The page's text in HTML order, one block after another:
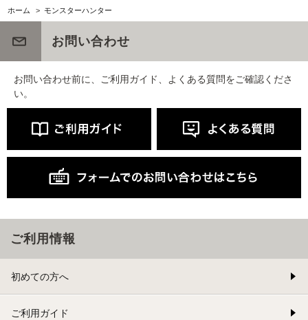
ホーム
> モンスターハンター
お問い合わせ
お問い合わせ前に、ご利用ガイド、よくある質問をご確認くださ
い。
ご利用情報
初めての方へ
ご利用ガイド